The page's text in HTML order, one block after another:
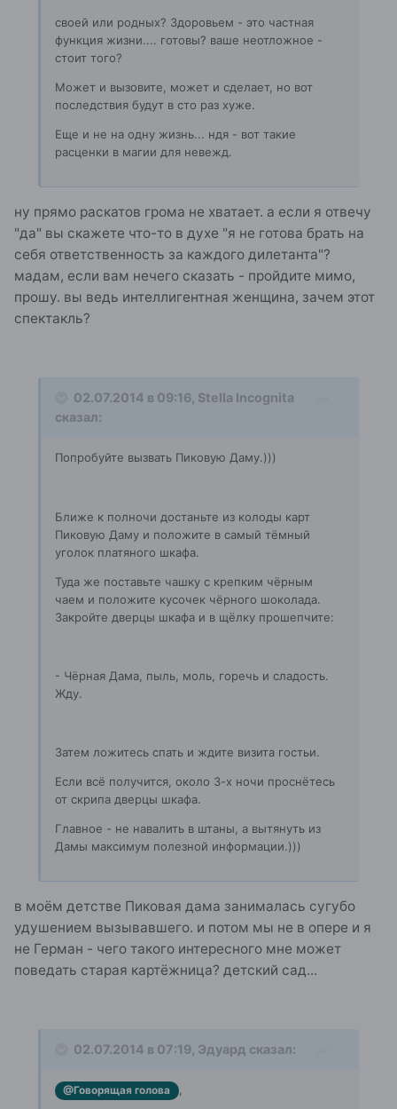
своей или родных? Здоровьем - это частная
функция жизни.... готовы? ваше неотложное -
стоит того?
Может и вызовите, может и сделает, но вот
последствия будут в сто раз хуже.
Еще и не на одну жизнь... ндя - вот такие
расценки в магии для невежд.
ну прямо раскатов грома не хватает. а если я отвечу
"да" вы скажете что-то в духе "я не готова брать на
себя ответственность за каждого дилетанта"?
мадам, если вам нечего сказать - пройдите мимо,
прошу. вы ведь интеллигентная женщина, зачем этот
спектакль?
02.07.2014 в 09:16, Stella Incognita
сказал:
Попробуйте вызвать Пиковую Даму.)))
Ближе к полночи достаньте из колоды карт
Пиковую Даму и положите в самый тёмный
уголок платяного шкафа.
Туда же поставьте чашку с крепким чёрным
чаем и положите кусочек чёрного шоколада.
Закройте дверцы шкафа и в щёлку прошепчите:
- Чёрная Дама, пыль, моль, горечь и сладость.
Жду.
Затем ложитесь спать и ждите визита гостьи.
Если всё получится, около 3-х ночи проснётесь
от скрипа дверцы шкафа.
Главное - не навалить в штаны, а вытянуть из
Дамы максимум полезной информации.)))
в моём детстве Пиковая дама занималась сугубо
удушением вызывавшего. и потом мы не в опере и я
не Герман - чего такого интересного мне может
поведать старая картёжница? детский сад...
02.07.2014 в 07:19, Эдуард сказал:
@Говорящая голова ,